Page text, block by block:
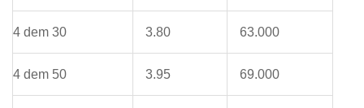
4 dem 30 3.80 63.000
4 dem 50 3.95 69.000